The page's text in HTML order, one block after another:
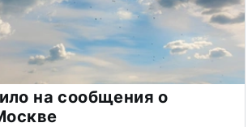
на сообщения о